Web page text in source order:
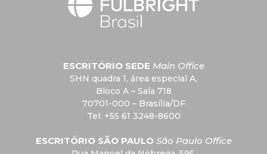
ESCRITÓRIO SEDE Main Office
SHN quadra 1, área especial A,
Bloco A – Sala 718
70701-000 – Brasília/DF
Tel: +55 61 3248-8600
ESCRITÓRIO SÃO PAULO São Paulo Office